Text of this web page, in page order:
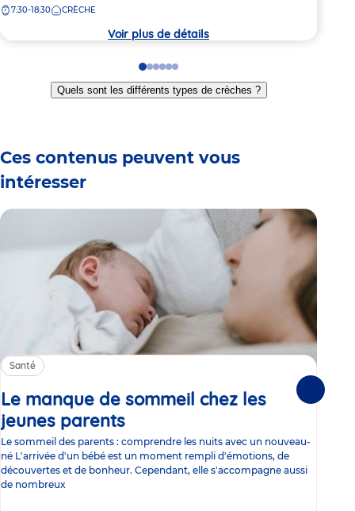
crèche
7:30-18:30 CRÈCHE
Voir plus de détails
Go
to
slide
Go
to
slide
Go
to
slide
Go
to
slide
Go
to
slide
Go
to
slide
Quels sont les différents types de crèches ?
Ces contenus peuvent vous
intéresser
Santé
Le manque de sommeil chez les
jeunes parents
Le sommeil des parents : comprendre les nuits avec un nouveau-
né L'arrivée d'un bébé est un moment rempli d'émotions, de
découvertes et de bonheur. Cependant, elle s'accompagne aussi
de nombreux